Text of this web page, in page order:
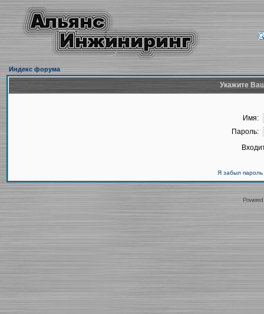
Индекс форума
Укажите
Имя:
Пароль:
Я забыл пароль